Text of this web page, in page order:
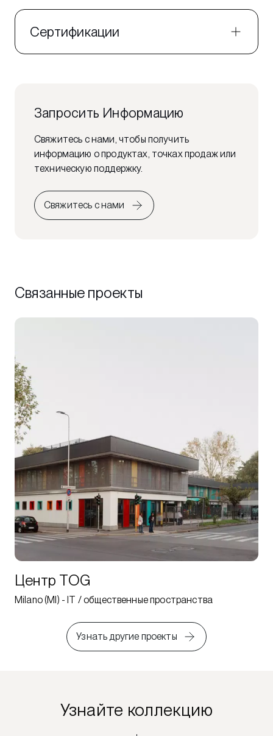
Сертификации
Запросить Информацию
Свяжитесь с нами, чтобы получить
информацию о продуктах, точках продаж или
техническую поддержку.
Свяжитесь с нами
Связанные проекты
Центр TOG
Milano (MI) - IT / общественные пространства
Узнать другие проекты
Узнайте коллекцию